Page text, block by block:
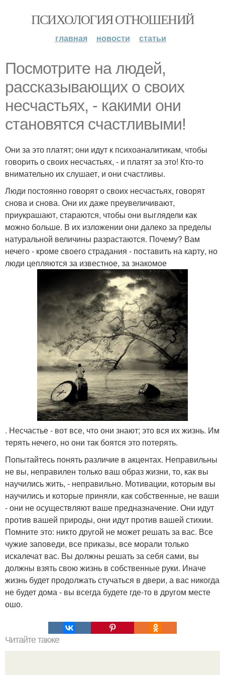
ПСИХОЛОГИЯ ОТНОШЕНИЙ
главная новости статьи
Посмотрите на людей,
рассказывающих о своих
несчастьях, - какими они
становятся счастливыми!
Они за это платят; они идут к психоаналитикам, чтобы
говорить о своих несчастьях, - и платят за это! Кто-то
внимательно их слушает, и они счастливы.
Люди постоянно говорят о своих несчастьях, говорят
снова и снова. Они их даже преувеличивают,
приукрашают, стараются, чтобы они выглядели как
можно больше. В их изложении они далеко за пределы
натуральной величины разрастаются. Почему? Вам
нечего - кроме своего страдания - поставить на карту, но
люди цепляются за известное, за знакомое
. Несчастье - вот все, что они знают; это вся их жизнь. Им
терять нечего, но они так боятся это потерять.
Попытайтесь понять различие в акцентах. Неправильны
не вы, неправилен только ваш образ жизни, то, как вы
научились жить, - неправильно. Мотивации, которым вы
научились и которые приняли, как собственные, не ваши
- они не осуществляют ваше предназначение. Они идут
против вашей природы, они идут против вашей стихии.
Помните это: никто другой не может решать за вас. Все
чужие заповеди, все приказы, все морали только
искалечат вас. Вы должны решать за себя сами, вы
должны взять свою жизнь в собственные руки. Иначе
жизнь будет продолжать стучаться в двери, а вас никогда
не будет дома - вы всегда будете где-то в другом месте
ошо.
Читайте также